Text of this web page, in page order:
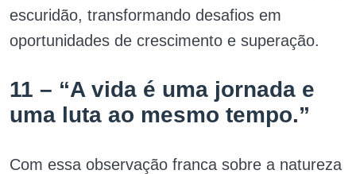
escuridão, transformando desafios em
oportunidades de crescimento e superação.
11 – “A vida é uma jornada e
uma luta ao mesmo tempo.”
Com essa observação franca sobre a natureza